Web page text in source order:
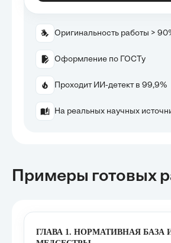
Оригинальность работы >
Оформление по ГОСТу
Проходит ИИ-детект в 99,9%
На реальных научных
Примеры готовых
ГЛАВА 1. НОРМАТИВНАЯ БАЗА